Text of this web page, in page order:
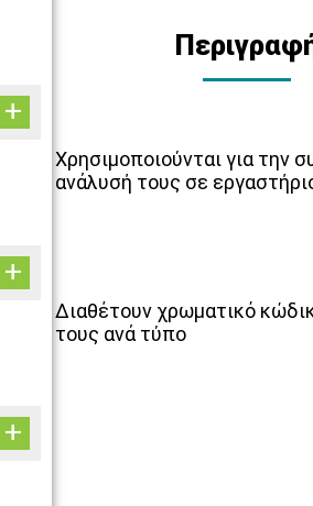
Χρησιμοποιούνται για την
ανάλυσή τους σε
Διαθέτουν χρωματικό
τους ανά τύπο